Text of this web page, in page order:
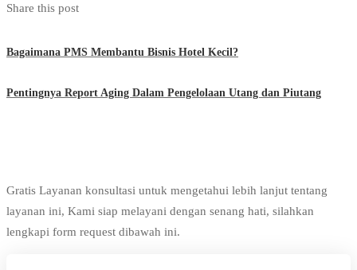
Share this post
Bagaimana PMS Membantu Bisnis Hotel Kecil?
Pentingnya Report Aging Dalam Pengelolaan Utang dan Piutang
Gratis Layanan konsultasi untuk mengetahui lebih lanjut tentang
layanan ini, Kami siap melayani dengan senang hati, silahkan
lengkapi form request dibawah ini.